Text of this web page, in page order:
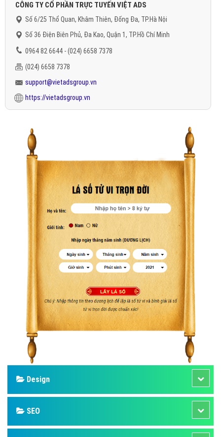
CÔNG TY CỔ PHẦN TRỰC TUYẾN VIỆT ADS
Số 6/25 Thổ Quan, Khâm Thiên, Đống Đa, TP.Hà Nội
Số 36 Điện Biên Phủ, Đa Kao, Quận 1, TP.Hồ Chí Minh
0964 82 6644 - (024) 6658 7378
(024) 6658 7378
support@vietadsgroup.vn
https://vietadsgroup.vn
Design
SEO